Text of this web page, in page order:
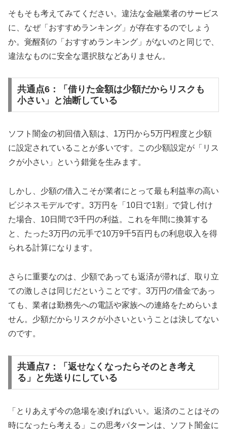
そもそも考えてみてください。違法な金融業者のサービス
に、なぜ「おすすめランキング」が存在するのでしょう
か。覚醒剤の「おすすめランキング」がないのと同じで、
違法なものに安全な選択肢などありません。
共通点6：「借りた金額は少額だからリスクも
小さい」と油断している
ソフト闇金の初回借入額は、1万円から5万円程度と少額
に設定されていることが多いです。この少額設定が「リス
クが小さい」という錯覚を生みます。
しかし、少額の借入こそが業者にとって最も利益率の高い
ビジネスモデルです。3万円を「10日で1割」で貸し付け
た場合、10日間で3千円の利益。これを年間に換算する
と、たった3万円の元手で10万9千5百円もの利息収入を得
られる計算になります。
さらに重要なのは、少額であっても返済が滞れば、取り立
ての激しさは同じだということです。3万円の借金であっ
ても、業者は勤務先への電話や家族への連絡をためらいま
せん。少額だからリスクが小さいということは決してない
のです。
共通点7：「返せなくなったらそのとき考え
る」と先送りにしている
「とりあえず今の急場を凌げればいい。返済のことはその
時になったら考える」この思考パターンは、ソフト闇金に